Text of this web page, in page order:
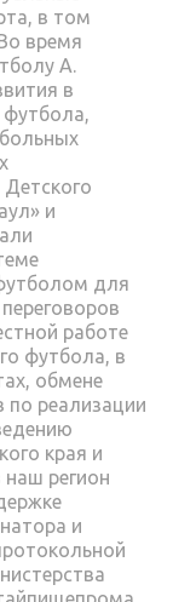
в том
время
А.
в
и
для
работе
футбола, в
обмене
по реализации
края и
наш регион
и